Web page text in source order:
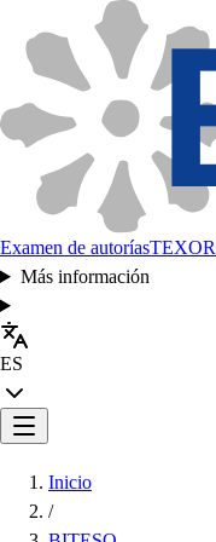
Examen de autorías
Más información
ES
Inicio
/